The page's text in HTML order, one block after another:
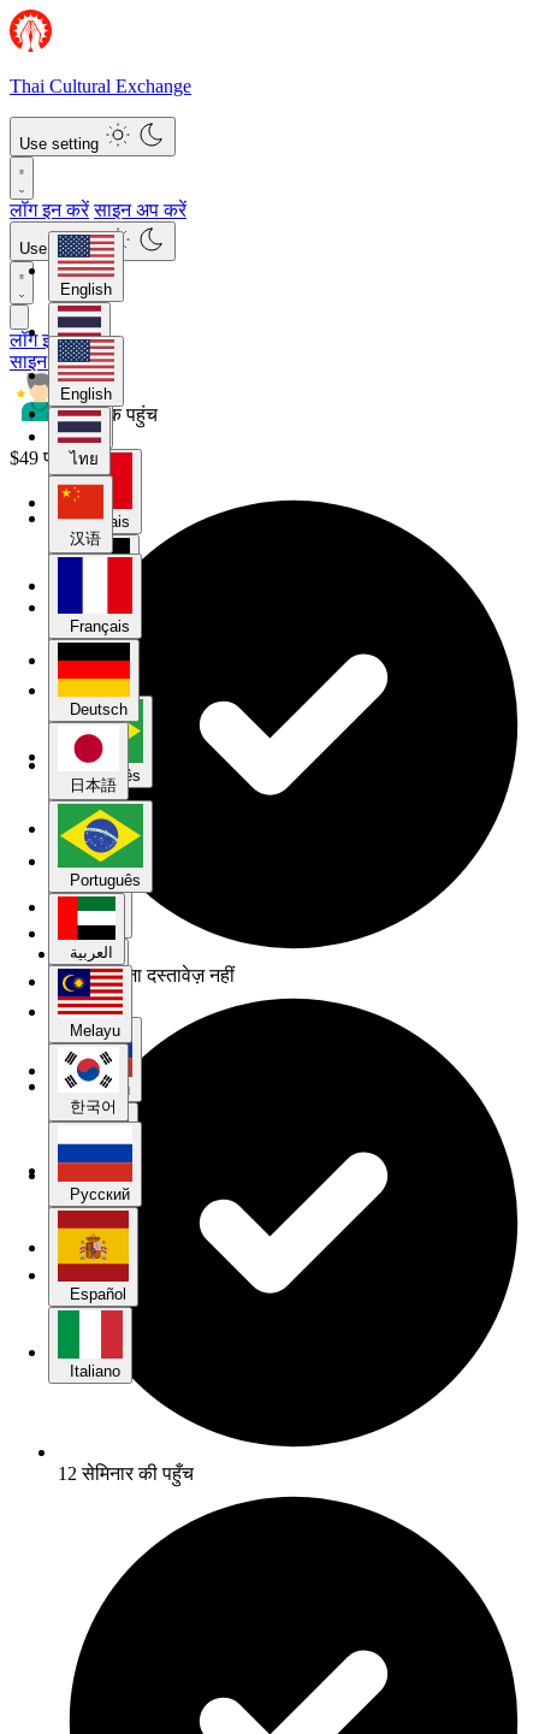
Thai Cultural Exchange
Use setting
English
ไทย
汉语
Français
日本語
Português
العربية
Melayu
한국어
Русский
Español
Italiano
लॉग इन करें साइन अप करें
Use setting
English
ไทย
汉语
Français
Deutsch
日本語
Português
العربية
Melayu
한국어
Русский
Español
Italiano
लॉग इन करें
साइन अप करें
मासिक पहुंच
$49 प्रति माह
डीटीवी वीज़ा दस्तावेज़ नहीं
12 सेमिनार की पहुँच